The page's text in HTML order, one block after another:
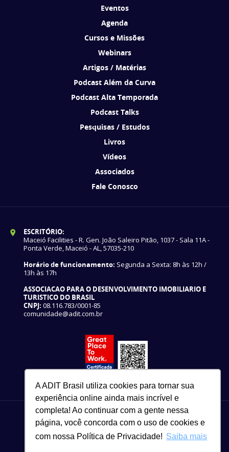
A ADIT Brasil utiliza cookies para tornar sua
experiência online ainda mais incrível e
completa! Ao continuar com a gente nessa
página, você concorda com o uso de cookies e
com nossa Política de Privacidade! Saiba mais
Eventos
Agenda
Cursos e Missões
Webinars
Artigos / Matérias
Podcast Além da Curva
Podcast Alta Temporada
Podcast Talks
Pesquisas / Estudos
Livros
Vídeos
Associados
Fale Conosco
ESCRITÓRIO:
Maceió Facilities - R. Gen. João Saleiro Pitão, 1037 - Sala 11A -
Ponta Verde, Maceió - AL, 57035-210
Horário de funcionamento: Segunda a Sexta: 8h às 12h /
13h às 17h
ASSOCIACAO PARA O DESENVOLVIMENTO IMOBILIARIO E
TURISTICO DO BRASIL
CNPJ: 08.116.783/0001-85
comunidade@adit.com.br